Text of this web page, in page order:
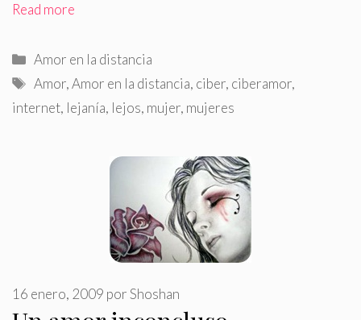
Read more
Categorías
Amor en la distancia
Etiquetas
Amor,Amor en la distancia, ciber, ciberamor,
internet, lejanía, lejos, mujer, mujeres
16 enero, 2009 porShoshan